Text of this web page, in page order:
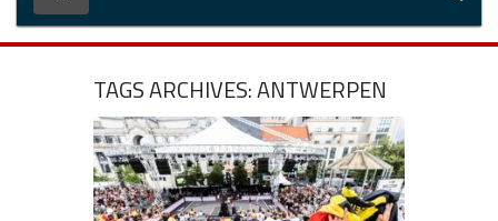
TAGS ARCHIVES: ANTWERPEN